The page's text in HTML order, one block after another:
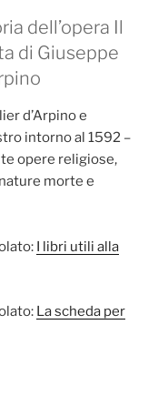
dell’opera Il
di Giuseppe
d’Arpino e
intorno al 1592 –
opere religiose,
morte e
I libri utili alla
La scheda per